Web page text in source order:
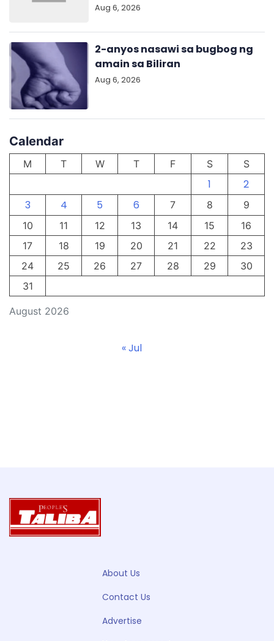
Aug 6, 2026
2-anyos nasawi sa bugbog ng
amain sa Biliran
Aug 6, 2026
Calendar
August 2026
M T W T F S S
1
2
3
4 5 6 7 8
9
10
11 12 13 14 15
16
17
18 19 20 21 22
23
24
25 26 27 28 29
30
31
« Jul
About Us
Contact Us
Advertise